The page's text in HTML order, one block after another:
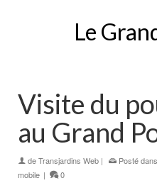
Le
Visite du
au Grand
deTransjardins Web | Posté
mobile | 0